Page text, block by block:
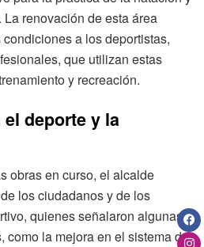
renovación de esta área
a los deportistas,
que utilizan estas
y recreación.
deporte y la
obras en curso, el alcalde
los ciudadanos y de los
quienes señalaron algunas
como la mejora en el sistema de